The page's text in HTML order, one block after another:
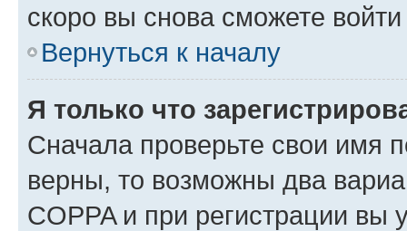
скоро вы снова сможете
Вернуться к началу
Я только что
Сначала проверьте свои имя
верны, то возможны два
COPPA и при регистрации вы